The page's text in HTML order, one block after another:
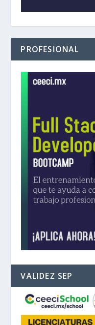
PROFESIONAL
VALIDEZ SEP